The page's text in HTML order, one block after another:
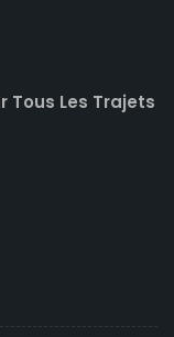
Tous Les Trajets